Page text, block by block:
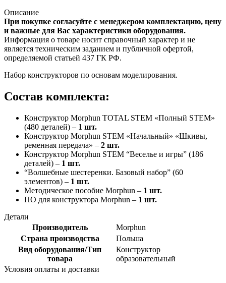
Описание
При покупке согласуйте с менеджером комплектацию, цену
и важные для Вас характеристики оборудования.
Информация о товаре носит справочный характер и не
является техническим заданием и публичной офертой,
определяемой статьей 437 ГК РФ.
Набор конструкторов по основам моделирования.
Состав комплекта:
Конструктор Morphun TOTAL STEM «Полный STEM»
(480 деталей) – 1 шт.
Конструктор Morphun STEM «Начальный» «Шкивы,
ременная передача» – 2 шт.
Конструктор Morphun STEM “Веселье и игры” (186
деталей) – 1 шт.
“Волшебные шестеренки. Базовый набор” (60
элементов) – 1 шт.
Методическое пособие Morphun – 1 шт.
ПО для конструктора Morphun – 1 шт.
Детали
Производитель
Morphun
Страна производства
Польша
Вид оборудования/Тип
товара
Конструктор
образовательный
Условия оплаты и доставки